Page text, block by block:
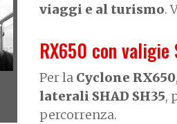
viaggi e al turismo.
RX650 con valigie
Per la Cyclone RX650
laterali SHAD SH35,
percorrenza.